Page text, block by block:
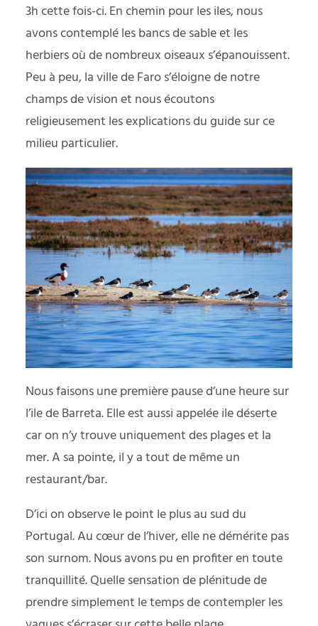
3h cette fois-ci. En chemin pour les iles, nous
avons contemplé les bancs de sable et les
herbiers où de nombreux oiseaux s’épanouissent.
Peu à peu, la ville de Faro s’éloigne de notre
champs de vision et nous écoutons
religieusement les explications du guide sur ce
milieu particulier.
Nous faisons une première pause d’une heure sur
l’ile de Barreta. Elle est aussi appelée ile déserte
car on n’y trouve uniquement des plages et la
mer. A sa pointe, il y a tout de même un
restaurant/bar.
D’ici on observe le point le plus au sud du
Portugal. Au cœur de l’hiver, elle ne démérite pas
son surnom. Nous avons pu en profiter en toute
tranquillité. Quelle sensation de plénitude de
prendre simplement le temps de contempler les